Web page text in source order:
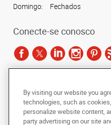
Domingo:
Fechados
Conecte-se conosco
copiada, fotocopiada, reproduzida,
eletrônico ou forma legível por
consentimento prévio por escrito da
By visiting our website you
technologies, such as
personalize website content,
party advertising on our site